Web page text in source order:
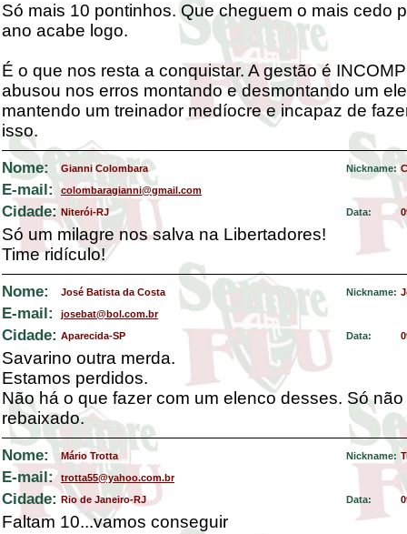
Só mais 10 pontinhos. Que cheguem o mais cedo
ano acabe logo.
É o que nos resta a conquistar. A gestão é
abusou nos erros montando e desmontando um
mantendo um treinador medíocre e incapaz de
isso.
Nome: Gianni Colombara Nickname:
E-mail: colombaragianni@gmail.com
Cidade: Niterói-RJ Data:
Só um milagre nos salva na Libertadores!
Time ridículo!
Nome: José Batista da Costa Nickname:
E-mail: josebat@bol.com.br
Cidade: Aparecida-SP Data:
Savarino outra merda.
Estamos perdidos.
Não há o que fazer com um elenco desses. Só não
rebaixado.
Nome: Mário Trotta Nickname:
E-mail: trotta55@yahoo.com.br
Cidade: Rio de Janeiro-RJ Data:
Faltam 10...vamos conseguir